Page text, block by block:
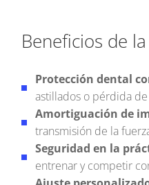
Beneficios de
Protección dental
astillados o pérdida de
Amortiguación de
transmisión de la
Seguridad en la
entrenar y competir